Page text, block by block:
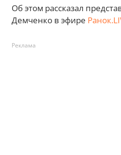
Об этом рассказал
Демченко в эфире
Реклама